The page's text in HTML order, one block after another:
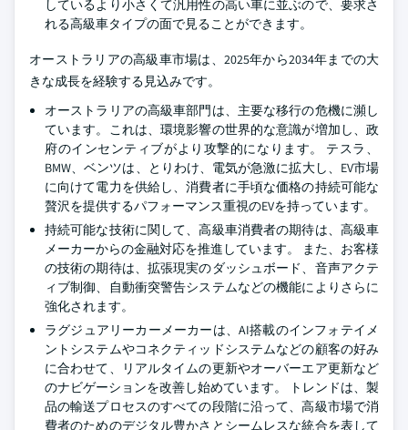
しているより小さくて汎用性の高い車に並ぶので、要求さ
れる高級車タイプの面で見ることができます。
オーストラリアの高級車市場は、2025年から2034年までの大
きな成長を経験する見込みです。
オーストラリアの高級車部門は、主要な移行の危機に瀕し
ています。これは、環境影響の世界的な意識が増加し、政
府のインセンティブがより攻撃的になります。 テスラ、
BMW、ベンツは、とりわけ、電気が急激に拡大し、EV市場
に向けて電力を供給し、消費者に手頃な価格の持続可能な
贅沢を提供するパフォーマンス重視のEVを持っています。
持続可能な技術に関して、高級車消費者の期待は、高級車
メーカーからの金融対応を推進しています。 また、お客様
の技術の期待は、拡張現実のダッシュボード、音声アクテ
ィブ制御、自動衝突警告システムなどの機能によりさらに
強化されます。
ラグジュアリーカーメーカーは、AI搭載のインフォテイメ
ントシステムやコネクティッドシステムなどの顧客の好み
に合わせて、リアルタイムの更新やオーバーエア更新など
のナビゲーションを改善し始めています。 トレンドは、製
品の輸送プロセスのすべての段階に沿って、高級市場で消
費者のためのデジタル豊かさとシームレスな統合を表して